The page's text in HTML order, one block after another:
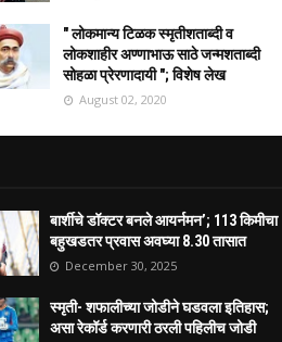
" लोकमान्य टिळक स्मृतीशताब्दी व
लोकशाहीर अण्णाभाऊ साठे जन्मशताब्दी
सोहळा प्रेरणादायी "; विशेष लेख
August 02, 2020
बार्शीचे डॉक्टर बनले आयर्नमन’; 113 किमीचा
बहुखडतर प्रवास अवघ्या 8.30 तासात
December 30, 2025
स्मृती- शफालीच्या जोडीने घडवला इतिहास;
असा रेकॉर्ड करणारी ठरली पहिलीच जोडी